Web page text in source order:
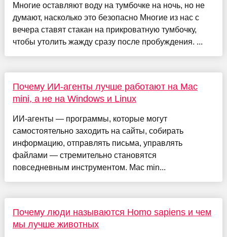
Многие оставляют воду на тумбочке на ночь, но не
думают, насколько это безопасно Многие из нас с
вечера ставят стакан на прикроватную тумбочку,
чтобы утолить жажду сразу после пробуждения. ...
Почему ИИ-агенты лучше работают на Mac
mini, а не на Windows и Linux
ИИ-агенты — программы, которые могут
самостоятельно заходить на сайты, собирать
информацию, отправлять письма, управлять
файлами — стремительно становятся
повседневным инструментом. Mac min...
Почему люди называются Homo sapiens и чем
мы лучше животных